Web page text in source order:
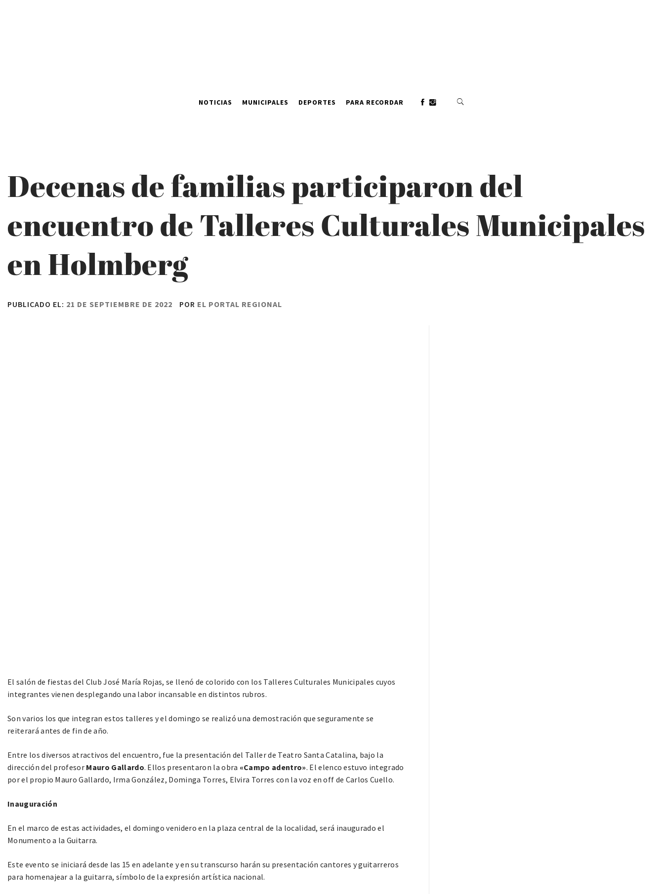
NOTICIAS MUNICIPALES DEPORTES PARA RECORDAR
Decenas de familias participaron del
encuentro de Talleres Culturales Municipales
en Holmberg
PUBLICADO EL: 21 DE SEPTIEMBRE DE 2022 POR EL PORTAL REGIONAL
El salón de fiestas del Club José María Rojas, se llenó de colorido con los Talleres Culturales Municipales cuyos
integrantes vienen desplegando una labor incansable en distintos rubros.
Son varios los que integran estos talleres y el domingo se realizó una demostración que seguramente se
reiterará antes de fin de año.
Entre los diversos atractivos del encuentro, fue la presentación del Taller de Teatro Santa Catalina, bajo la
dirección del profesor Mauro Gallardo. Ellos presentaron la obra «Campo adentro». El elenco estuvo integrado
por el propio Mauro Gallardo, Irma González, Dominga Torres, Elvira Torres con la voz en off de Carlos Cuello.
Inauguración
En el marco de estas actividades, el domingo venidero en la plaza central de la localidad, será inaugurado el
Monumento a la Guitarra.
Este evento se iniciará desde las 15 en adelante y en su transcurso harán su presentación cantores y guitarreros
para homenajear a la guitarra, símbolo de la expresión artística nacional.